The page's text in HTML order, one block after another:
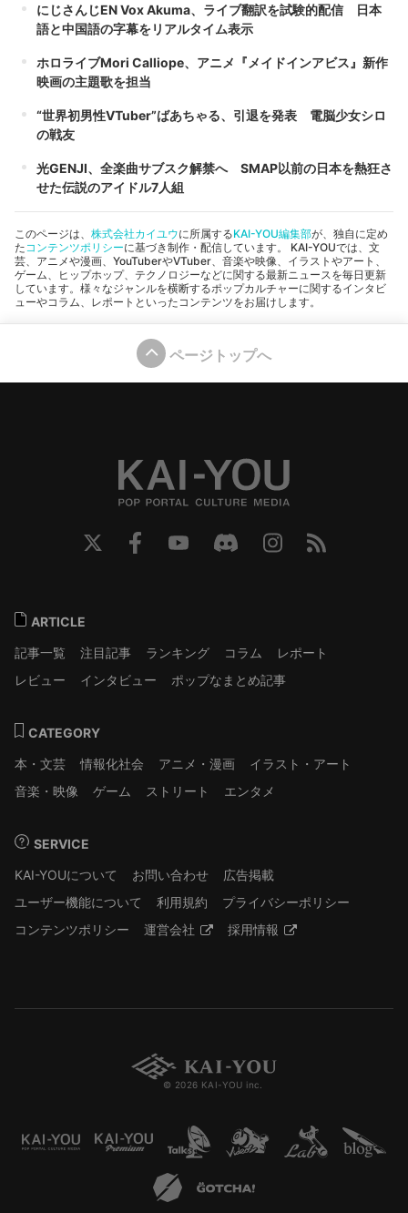
にじさんじEN Vox Akuma、ライブ翻訳を試験的配信 日本
語と中国語の字幕をリアルタイム表示
ホロライブMori Calliope、アニメ『メイドインアビス』新作
映画の主題歌を担当
“世界初男性VTuber”ばあちゃる、引退を発表 電脳少女シロ
の戦友
光GENJI、全楽曲サブスク解禁へ SMAP以前の日本を熱狂さ
せた伝説のアイドル7人組
このページは、 株式会社カイユウに所属するKAI-YOU編集部が、独自に定め
た コンテンツポリシーに基づき制作・配信しています。 KAI-YOUでは、文
芸、アニメや漫画、YouTuberやVTuber、音楽や映像、イラストやアート、
ゲーム、ヒップホップ、テクノロジーなどに関する最新ニュースを毎日更新
しています。様々なジャンルを横断するポップカルチャーに関するインタビ
ューやコラム、レポートといったコンテンツをお届けします。
ページトップへ
ARTICLE
記事一覧
注目記事 ランキング コラム
レポート
レビュー
インタビュー ポップなまとめ記事
CATEGORY
本・文芸
情報化社会 アニメ・漫画
イラスト・アート
音楽・映像
ゲーム ストリート エンタメ
SERVICE
KAI-YOUについて
お問い合わせ
広告掲載
ユーザー機能について
利用規約
プライバシーポリシー
コンテンツポリシー
運営会社 採用情報
© 2026 KAI-YOU inc.